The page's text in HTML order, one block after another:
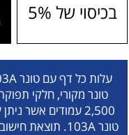
בכיסוי של 5%
טונר מקורי, חלקי
2,500 עמודים אשר
טונר 103A. תוצאת חישוב זה הינה עלות דף.